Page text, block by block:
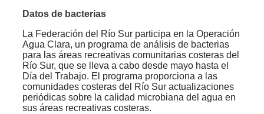
Datos de bacterias
La Federación del Río Sur participa en la Operación
Agua Clara, un programa de análisis de bacterias
para las áreas recreativas comunitarias costeras del
Río Sur, que se lleva a cabo desde mayo hasta el
Día del Trabajo. El programa proporciona a las
comunidades costeras del Río Sur actualizaciones
periódicas sobre la calidad microbiana del agua en
sus áreas recreativas costeras.